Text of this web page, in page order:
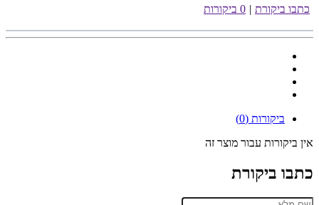
כתבו ביקורת | 0 ביקורות
ביקורות (0)
אין ביקורות עבור מוצר זה
כתבו ביקורת